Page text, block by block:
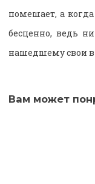
помешает, а когда
бесценно, ведь
нашедшему свои
Вам может